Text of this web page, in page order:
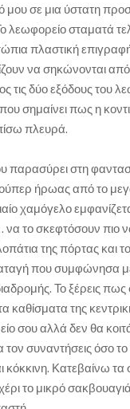
μου σε μια ύστατη
λεωφορείο σταματά
πλαστική
να σηκώνονται από
τις δύο εξόδους του
σημαίνει πως η
πλευρά.
παρασύρει στη
ήρωας από το
χαμόγελο
να το σκεφτόσουν πιο
της πόρτας και
που συμφώνησα
Το ξέρεις πως
της
σου αλλά δεν θα
τον συναντήσεις όσο
κόκκινη. Κατεβαίνω τα
το μικρό